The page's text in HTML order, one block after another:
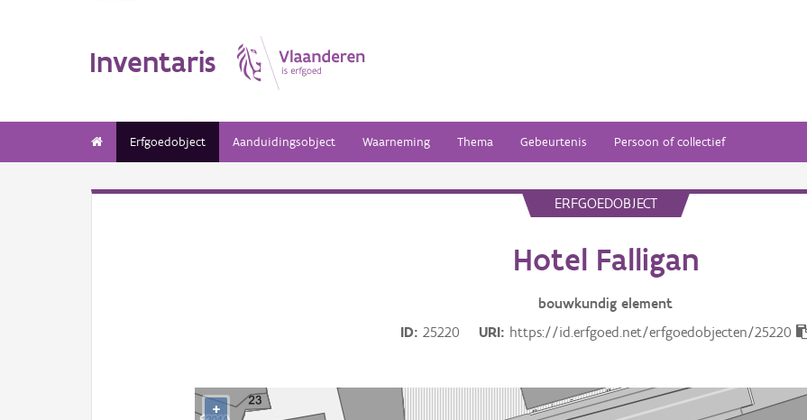
Inventaris
Erfgoedobject Aanduidingsobject Waarneming Thema Gebeurtenis Persoon of collectief
ERFGOEDOBJECT
Hotel Falligan
bouwkundig element
ID
25220 URI https://id.erfgoed.net/erfgoedobjecten/25220
+